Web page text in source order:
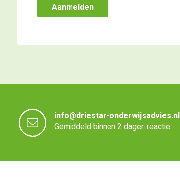
info@driestar-onderwijsadvies.nl
Gemiddeld binnen 2 dagen reactie